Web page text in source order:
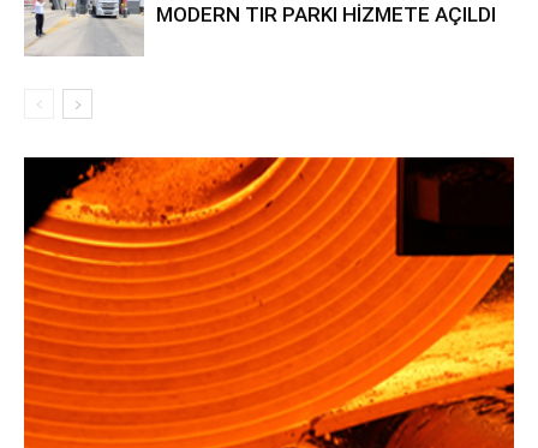
MODERN TIR PARKI HİZMETE AÇILDI